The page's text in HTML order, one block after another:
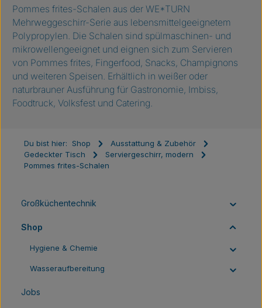
Pommes frites-Schalen aus der WE*TURN
Mehrweggeschirr-Serie aus lebensmittelgeeignetem
Polypropylen. Die Schalen sind spülmaschinen- und
mikrowellengeeignet und eignen sich zum Servieren
von Pommes frites, Fingerfood, Snacks, Champignons
und weiteren Speisen. Erhältlich in weißer oder
naturbrauner Ausführung für Gastronomie, Imbiss,
Foodtruck, Volksfest und Catering.
Du bist hier: Shop
Ausstattung & Zubehör
Gedeckter Tisch
Serviergeschirr, modern
Pommes frites-Schalen
Großküchentechnik
Shop
Hygiene & Chemie
Wasseraufbereitung
Jobs